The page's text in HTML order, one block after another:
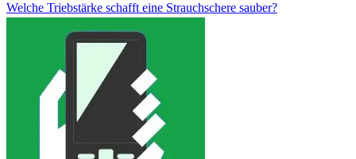
Welche Triebstärke schafft eine Strauchschere sauber?